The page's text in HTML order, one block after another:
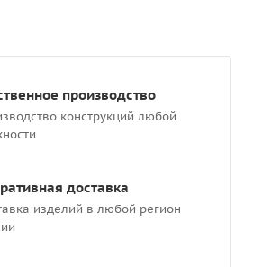
производство
конструкций любой
доставка
изделий в любой регион